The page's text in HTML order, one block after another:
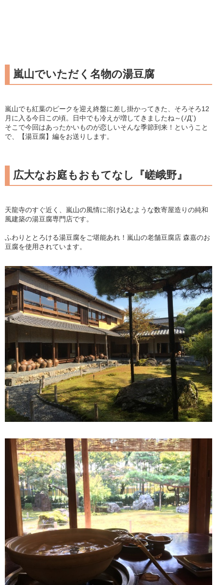
嵐山でいただく名物の湯豆腐
嵐山でも紅葉のピークを迎え終盤に差し掛かってきた、そろそろ12
月に入る今日この頃。日中でも冷えが増してきましたね～(ﾉД`)
そこで今回はあったかいものが恋しいそんな季節到来！ということ
で、【湯豆腐】編をお送りします。
広大なお庭もおもてなし『嵯峨野』
天龍寺のすぐ近く、嵐山の風情に溶け込むような数寄屋造りの純和
風建築の湯豆腐専門店です。
ふわりととろける湯豆腐をご堪能あれ！嵐山の老舗豆腐店 森嘉のお
豆腐を使用されています。